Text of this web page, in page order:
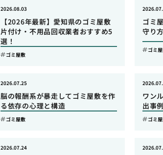
【2026年最新】愛知県のゴミ屋敷
片付け・不用品回収業者おすすめ5
選！
2026.08.03
ゴミ屋敷
ゴミ
守り方
ゴミ
脳の報酬系が暴走してゴミ屋敷を作
る依存の心理と構造
2026.07.25
ゴミ屋敷
ワン
出事例
ゴミ
2026.07.24